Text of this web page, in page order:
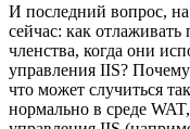
И последний вопрос,
сейчас: как отлаживать
членства, когда они
управления IIS?
что может случиться
нормально в среде